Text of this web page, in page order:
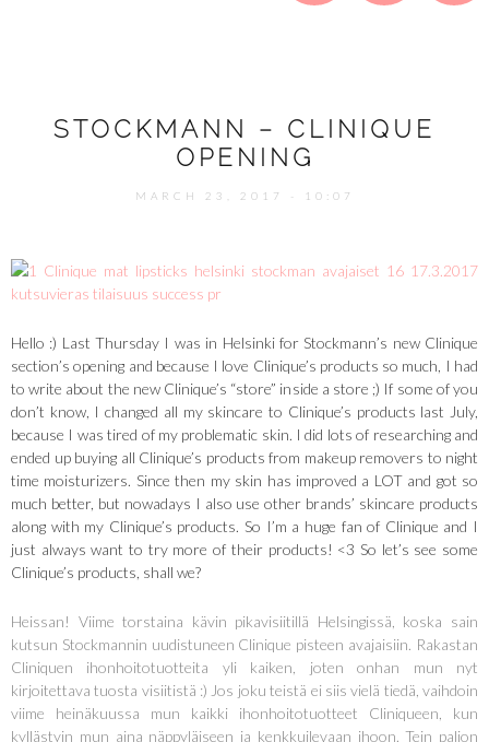
STOCKMANN – CLINIQUE
OPENING
MARCH 23, 2017 - 10:07
Hello :) Last Thursday I was in Helsinki for Stockmann’s new Clinique
section’s opening and because I love Clinique’s products so much, I had
to write about the new Clinique’s “store” inside a store ;) If some of you
don’t know, I changed all my skincare to Clinique’s products last July,
because I was tired of my problematic skin. I did lots of researching and
ended up buying all Clinique’s products from makeup removers to night
time moisturizers. Since then my skin has improved a LOT and got so
much better, but nowadays I also use other brands’ skincare products
along with my Clinique’s products. So I’m a huge fan of Clinique and I
just always want to try more of their products! <3 So let’s see some
Clinique’s products, shall we?
Heissan! Viime torstaina kävin pikavisiitillä Helsingissä, koska sain
kutsun Stockmannin uudistuneen Clinique pisteen avajaisiin. Rakastan
Cliniquen ihonhoitotuotteita yli kaiken, joten onhan mun nyt
kirjoitettava tuosta visiitistä :) Jos joku teistä ei siis vielä tiedä, vaihdoin
viime heinäkuussa mun kaikki ihonhoitotuotteet Cliniqueen, kun
kyllästyin mun aina näppyläiseen ja kenkkuilevaan ihoon. Tein paljon